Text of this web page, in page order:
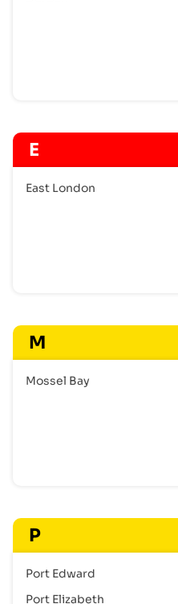
E
East London
M
Mossel Bay
P
Port Edward
Port Elizabeth